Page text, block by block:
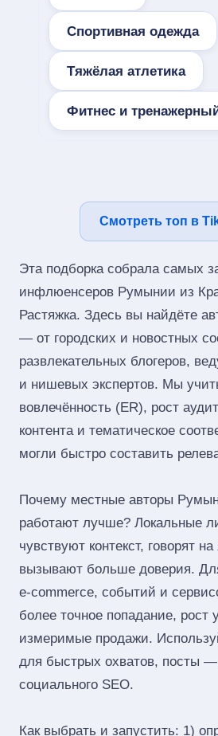
Спортивная одежда
Тяжёлая атлетика
Фитнес и
Смотреть топ в
Эта подборка собрала самых
инфлюенсеров Румынии из
Растяжка. Здесь вы найдёте
— от городских и новостных
развлекательных блогеров,
и нишевых экспертов. Мы
вовлечённость (ER), рост
контента и тематическое
могли быстро составить
Почему местные авторы
работают лучше? Локальные
чувствуют контекст, говорят
вызывают больше доверия.
e‑commerce, событий и
более точное попадание, рост
измеримые продажи.
для быстрых охватов, посты
социального SEO.
Как выбрать и запустить: 1)